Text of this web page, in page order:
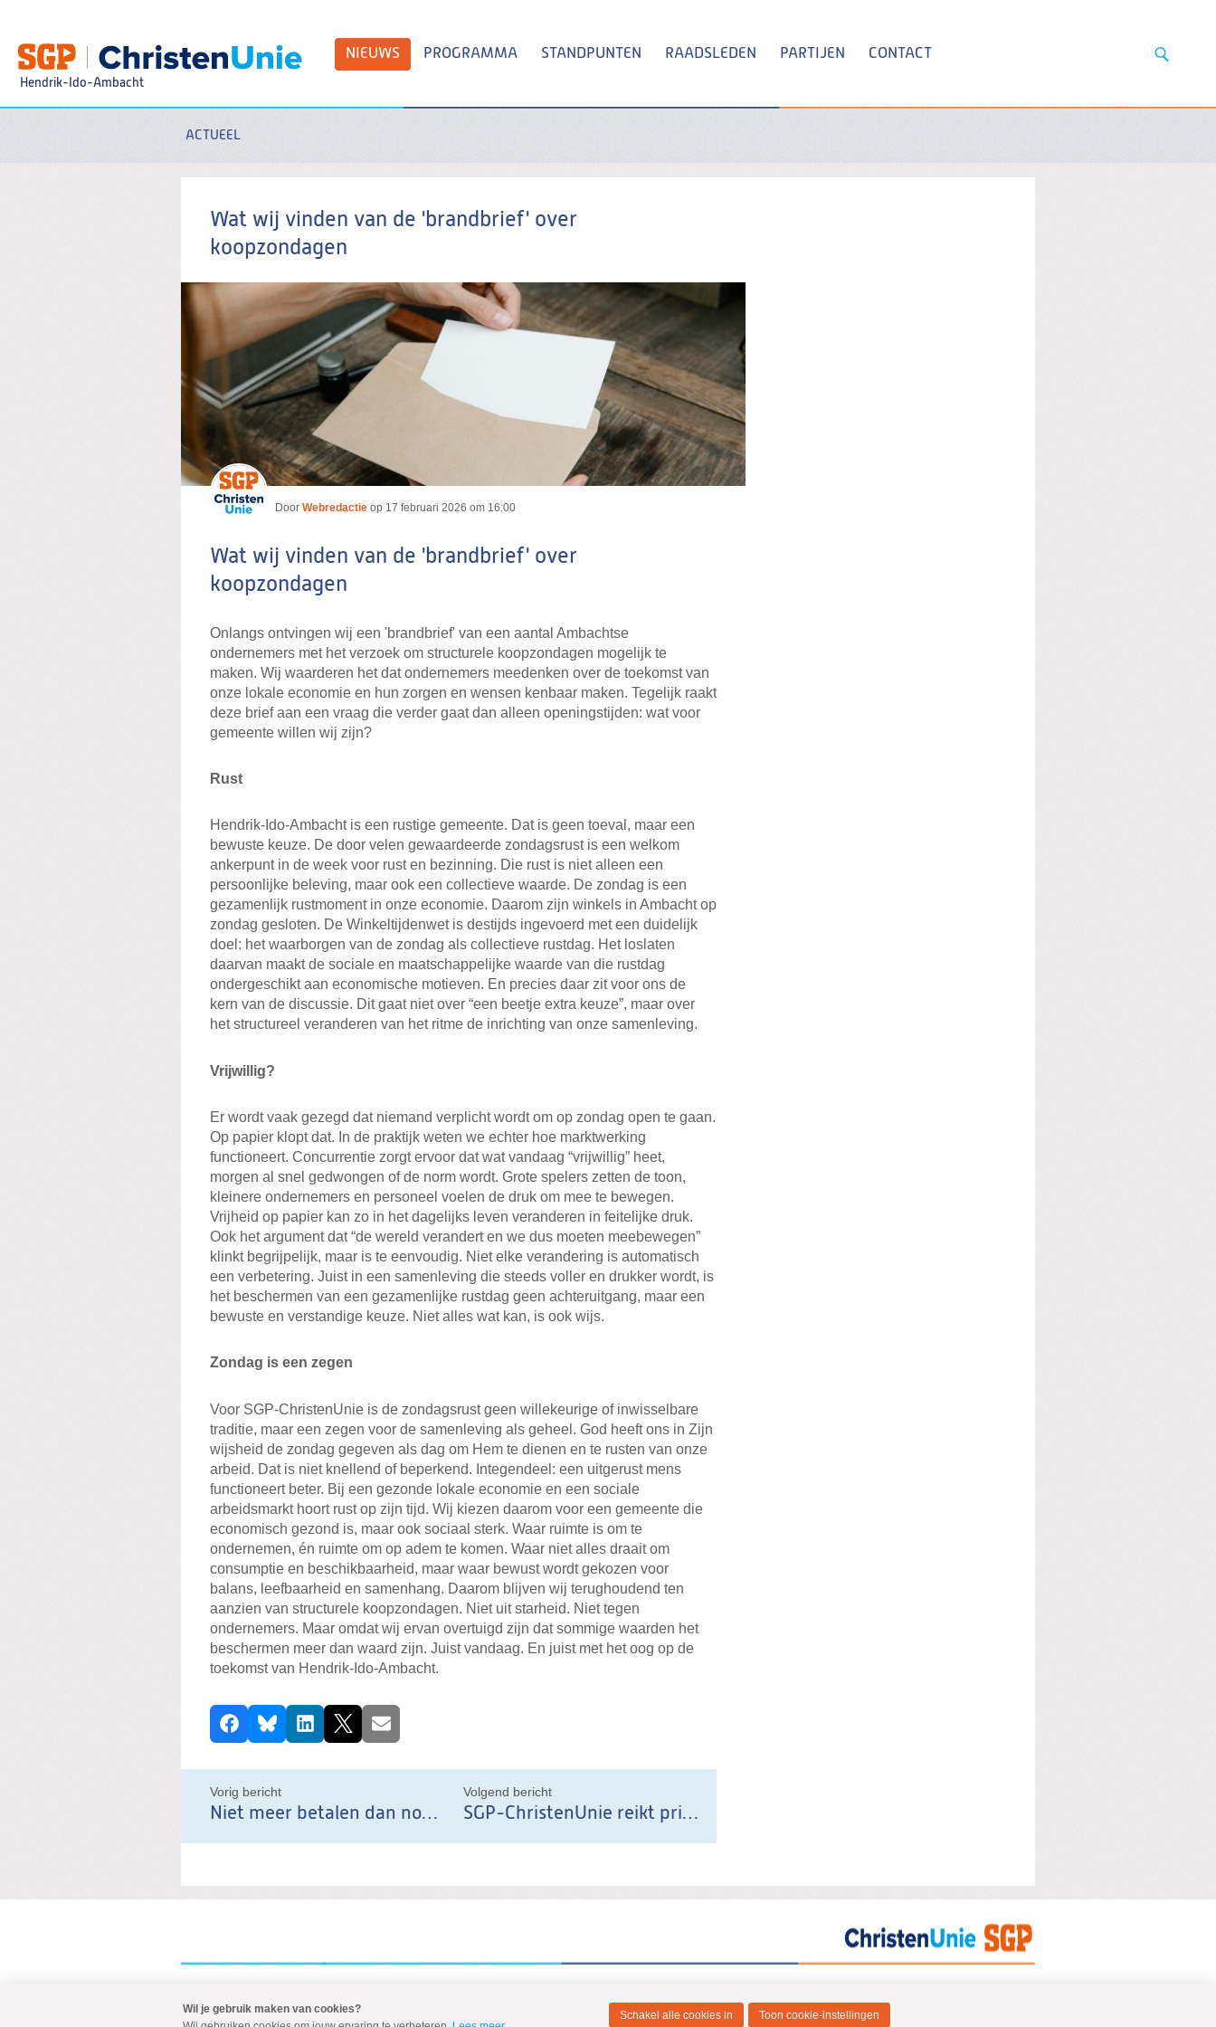
Spring
naar
de
inhoud
Hendrik-Ido-Ambacht
NIEUWS PROGRAMMA STANDPUNTEN RAADSLEDEN PARTIJEN CONTACT
Zoeken:
ACTUEEL
Wat wij vinden van de 'brandbrief' over
koopzondagen
Door Webredactie op 17 februari 2026 om 16:00
Wat wij vinden van de 'brandbrief' over
koopzondagen
Onlangs ontvingen wij een 'brandbrief' van een aantal Ambachtse
ondernemers met het verzoek om structurele koopzondagen mogelijk te
maken. Wij waarderen het dat ondernemers meedenken over de toekomst van
onze lokale economie en hun zorgen en wensen kenbaar maken. Tegelijk raakt
deze brief aan een vraag die verder gaat dan alleen openingstijden: wat voor
gemeente willen wij zijn?
Rust
Hendrik-Ido-Ambacht is een rustige gemeente. Dat is geen toeval, maar een
bewuste keuze. De door velen gewaardeerde zondagsrust is een welkom
ankerpunt in de week voor rust en bezinning. Die rust is niet alleen een
persoonlijke beleving, maar ook een collectieve waarde. De zondag is een
gezamenlijk rustmoment in onze economie. Daarom zijn winkels in Ambacht op
zondag gesloten. De Winkeltijdenwet is destijds ingevoerd met een duidelijk
doel: het waarborgen van de zondag als collectieve rustdag. Het loslaten
daarvan maakt de sociale en maatschappelijke waarde van die rustdag
ondergeschikt aan economische motieven. En precies daar zit voor ons de
kern van de discussie. Dit gaat niet over “een beetje extra keuze”, maar over
het structureel veranderen van het ritme de inrichting van onze samenleving.
Vrijwillig?
Er wordt vaak gezegd dat niemand verplicht wordt om op zondag open te gaan.
Op papier klopt dat. In de praktijk weten we echter hoe marktwerking
functioneert. Concurrentie zorgt ervoor dat wat vandaag “vrijwillig” heet,
morgen al snel gedwongen of de norm wordt. Grote spelers zetten de toon,
kleinere ondernemers en personeel voelen de druk om mee te bewegen.
Vrijheid op papier kan zo in het dagelijks leven veranderen in feitelijke druk.
Ook het argument dat “de wereld verandert en we dus moeten meebewegen”
klinkt begrijpelijk, maar is te eenvoudig. Niet elke verandering is automatisch
een verbetering. Juist in een samenleving die steeds voller en drukker wordt, is
het beschermen van een gezamenlijke rustdag geen achteruitgang, maar een
bewuste en verstandige keuze. Niet alles wat kan, is ook wijs.
Zondag is een zegen
Voor SGP-ChristenUnie is de zondagsrust geen willekeurige of inwisselbare
traditie, maar een zegen voor de samenleving als geheel. God heeft ons in Zijn
wijsheid de zondag gegeven als dag om Hem te dienen en te rusten van onze
arbeid. Dat is niet knellend of beperkend. Integendeel: een uitgerust mens
functioneert beter. Bij een gezonde lokale economie en een sociale
arbeidsmarkt hoort rust op zijn tijd. Wij kiezen daarom voor een gemeente die
economisch gezond is, maar ook sociaal sterk. Waar ruimte is om te
ondernemen, én ruimte om op adem te komen. Waar niet alles draait om
consumptie en beschikbaarheid, maar waar bewust wordt gekozen voor
balans, leefbaarheid en samenhang. Daarom blijven wij terughoudend ten
aanzien van structurele koopzondagen. Niet uit starheid. Niet tegen
ondernemers. Maar omdat wij ervan overtuigd zijn dat sommige waarden het
beschermen meer dan waard zijn. Juist vandaag. En juist met het oog op de
toekomst van Hendrik-Ido-Ambacht.
D
e
e
l
d
b
i
h
FacebookBlueskyLinkedIn
X E-mail
Vorig bericht
Niet meer betalen dan nodig.
Volgend bericht
SGP-ChristenUnie reikt prijzen uit
Visit
Wil je gebruik maken van cookies?
Schakel alle cookies in Toon cookie-instellingen